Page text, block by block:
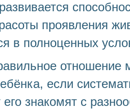
проявления
в полноценных
если
его знакомят с